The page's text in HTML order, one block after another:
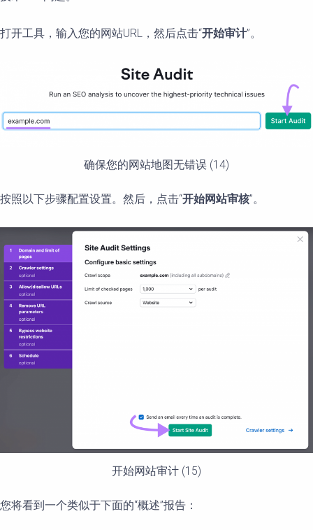
打开工具，输入您的网站URL，然后点击“开始审计”。
确保您的网站地图无错误 (14)
按照以下步骤配置设置。然后，点击“开始网站审核”。
开始网站审计 (15)
您将看到一个类似于下面的“概述”报告：